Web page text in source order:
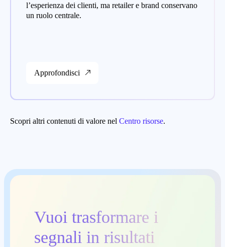
l’esperienza dei clienti, ma retailer e brand conservano
un ruolo centrale.
Approfondisci
Scopri altri contenuti di valore nel Centro risorse.
Vuoi trasformare i
segnali in risultati